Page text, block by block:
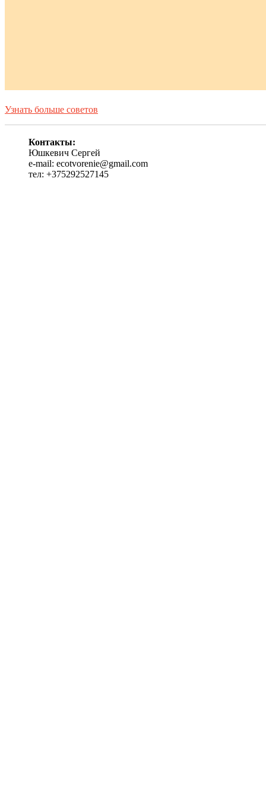
Узнать больше советов
Контакты:
Юшкевич Сергей
e-mail: ecotvorenie@gmail.com
тел: +375292527145